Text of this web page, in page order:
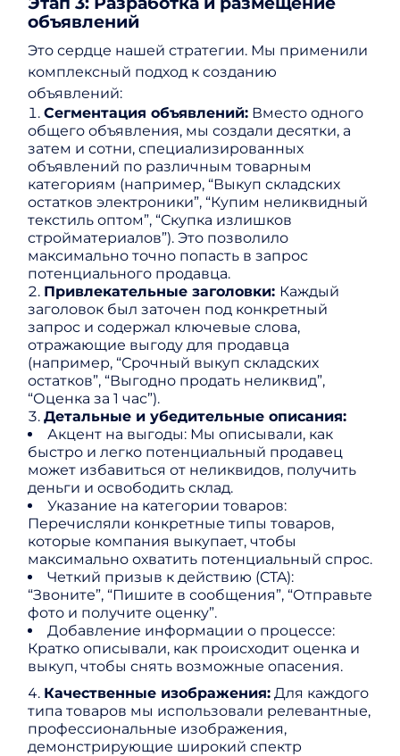
объявлений
Это сердце нашей стратегии. Мы применили
комплексный подход к созданию
объявлений:
Сегментация объявлений:Вместо одного
общего объявления, мы создали десятки, а
затем и сотни, специализированных
объявлений по различным товарным
категориям (например, “Выкуп складских
остатков электроники”, “Купим неликвидный
текстиль оптом”, “Скупка излишков
стройматериалов”). Это позволило
максимально точно попасть в запрос
потенциального продавца.
Привлекательные заголовки: Каждый
заголовок был заточен под конкретный
запрос и содержал ключевые слова,
отражающие выгоду для продавца
(например, “Срочный выкуп складских
остатков”, “Выгодно продать неликвид”,
“Оценка за 1 час”).
Детальные и убедительные описания:
Акцент на выгоды: Мы описывали, как
быстро и легко потенциальный продавец
может избавиться от неликвидов, получить
деньги и освободить склад.
Указание на категории товаров:
Перечисляли конкретные типы товаров,
которые компания выкупает, чтобы
максимально охватить потенциальный спрос.
Четкий призыв к действию (CTA):
“Звоните”, “Пишите в сообщения”, “Отправьте
фото и получите оценку”.
Добавление информации о процессе:
Кратко описывали, как происходит оценка и
выкуп, чтобы снять возможные опасения.
Качественные изображения:Для каждого
типа товаров мы использовали релевантные,
профессиональные изображения,
демонстрирующие широкий спектр